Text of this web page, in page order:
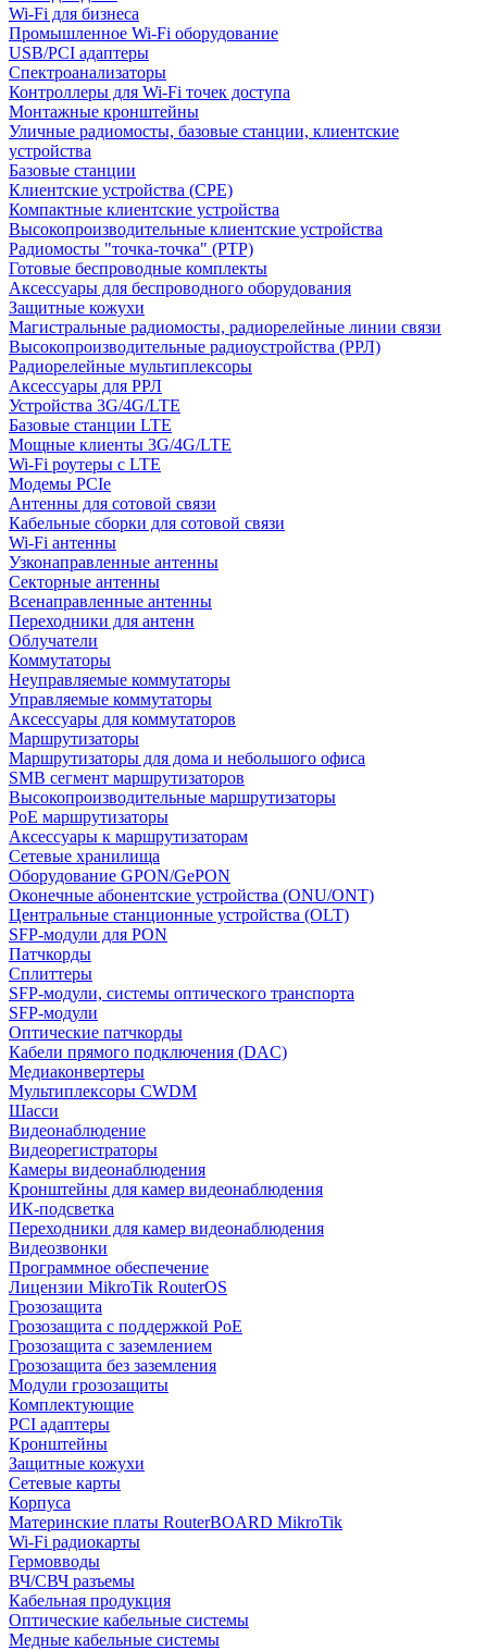
Wi-Fi для бизнеса
Промышленное Wi-Fi оборудование
USB/PCI адаптеры
Cпектроанализаторы
Контроллеры для Wi-Fi точек доступа
Монтажные кронштейны
Уличные радиомосты, базовые станции, клиентские
устройства
Базовые станции
Клиентские устройства (CPE)
Компактные клиентские устройства
Высокопроизводительные клиентские устройства
Радиомосты "точка-точка" (PTP)
Готовые беспроводные комплекты
Аксессуары для беспроводного оборудования
Защитные кожухи
Магистральные радиомосты, радиорелейные линии связи
Высокопроизводительные радиоустройства (РРЛ)
Радиорелейные мультиплексоры
Аксессуары для РРЛ
Устройства 3G/4G/LTE
Базовые станции LTE
Мощные клиенты 3G/4G/LTE
Wi-Fi роутеры с LTE
Модемы PCIe
Антенны для сотовой связи
Кабельные сборки для сотовой связи
Wi-Fi антенны
Узконаправленные антенны
Секторные антенны
Всенаправленные антенны
Переходники для антенн
Облучатели
Коммутаторы
Неуправляемые коммутаторы
Управляемые коммутаторы
Аксессуары для коммутаторов
Маршрутизаторы
Маршрутизаторы для дома и небольшого офиса
SMB сегмент маршрутизаторов
Высокопроизводительные маршрутизаторы
PoE маршрутизаторы
Аксессуары к маршрутизаторам
Сетевые хранилища
Оборудование GPON/GePON
Оконечные абонентские устройства (ONU/ONT)
Центральные станционные устройства (OLT)
SFP-модули для PON
Патчкорды
Сплиттеры
SFP-модули, системы оптического транспорта
SFP-модули
Оптические патчкорды
Кабели прямого подключения (DAC)
Медиаконвертеры
Мультиплексоры CWDM
Шасси
Видеонаблюдение
Видеорегистраторы
Камеры видеонаблюдения
Кронштейны для камер видеонаблюдения
ИК-подсветка
Переходники для камер видеонаблюдения
Видеозвонки
Программное обеспечение
Лицензии MikroTik RouterOS
Грозозащита
Грозозащита с поддержкой PoE
Грозозащита с заземлением
Грозозащита без заземления
Модули грозозащиты
Комплектующие
PCI адаптеры
Кронштейны
Защитные кожухи
Сетевые карты
Корпуса
Материнские платы RouterBOARD MikroTik
Wi-Fi радиокарты
Гермовводы
ВЧ/СВЧ разъемы
Кабельная продукция
Оптические кабельные системы
Медные кабельные системы